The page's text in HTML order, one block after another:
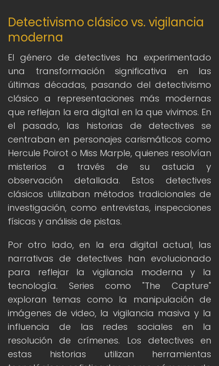
Detectivismo clásico vs. vigilancia
moderna
El género de detectives ha experimentado
una transformación significativa en las
últimas décadas, pasando del detectivismo
clásico a representaciones más modernas
que reflejan la era digital en la que vivimos. En
el pasado, las historias de detectives se
centraban en personajes carismáticos como
Hercule Poirot o Miss Marple, quienes resolvían
misterios a través de su astucia y
observación detallada. Estos detectives
clásicos utilizaban métodos tradicionales de
investigación, como entrevistas, inspecciones
físicas y análisis de pistas.
Por otro lado, en la era digital actual, las
narrativas de detectives han evolucionado
para reflejar la vigilancia moderna y la
tecnología. Series como "The Capture"
exploran temas como la manipulación de
imágenes de video, la vigilancia masiva y la
influencia de las redes sociales en la
resolución de crímenes. Los detectives en
estas historias utilizan herramientas